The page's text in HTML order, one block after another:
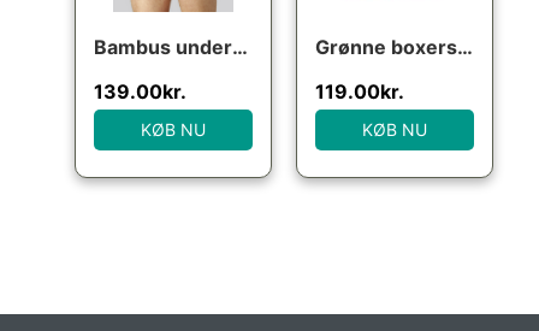
Bambus underbukser i koksgrå med koksgrå elastik til mænd
139.00kr.
KØB NU
Grønne boxershorts (bambus), str. 4XL
119.00kr.
KØB NU